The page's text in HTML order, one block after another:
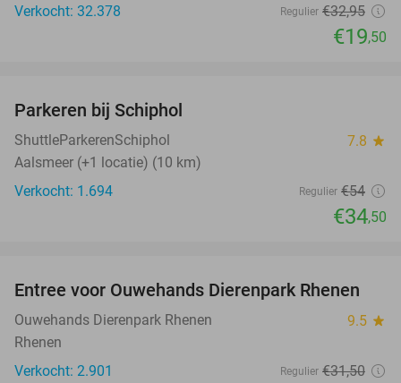
Verkocht: 32.378
Regulier €32,95
€19,50
Parkeren bij Schiphol
ShuttleParkerenSchiphol 7.8 star
Aalsmeer (+1 locatie) (10 km)
Verkocht: 1.694
Regulier €54
€34,50
19%
Entree voor Ouwehands Dierenpark Rhenen
Ouwehands Dierenpark Rhenen 9.5 star
Rhenen
Verkocht: 2.901
Regulier €31,50